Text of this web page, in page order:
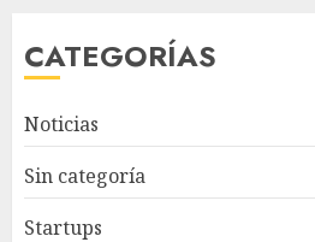
CATEGORÍAS
Noticias
Sin categoría
Startups